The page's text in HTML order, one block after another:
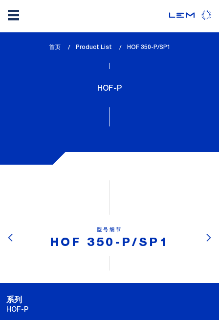
首页 Product List
lem_current_page
HOF 350-P/SP1
HOF-P
型号细节
HOF 350-P/SP1
系列
HOF-P